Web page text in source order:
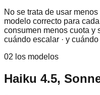
No se trata de usar
modelo correcto para
consumen menos cuota y
cuándo escalar · y cuándo
02 los modelos
Haiku 4.5,